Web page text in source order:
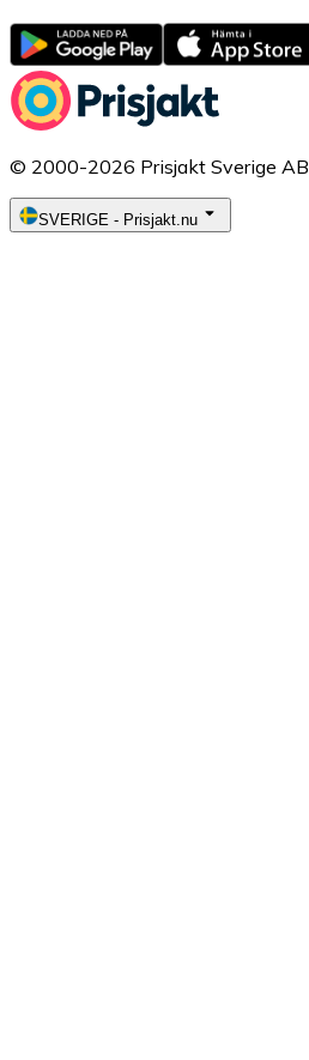
© 2000-2026 Prisjakt Sverige AB
SVERIGE - Prisjakt.nu